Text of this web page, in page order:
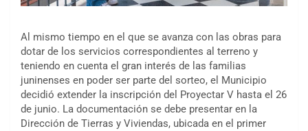
Al mismo tiempo en el que se avanza con las obras para
dotar de los servicios correspondientes al terreno y
teniendo en cuenta el gran interés de las familias
juninenses en poder ser parte del sorteo, el Municipio
decidió extender la inscripción del Proyectar V hasta el 26
de junio. La documentación se debe presentar en la
Dirección de Tierras y Viviendas, ubicada en el primer